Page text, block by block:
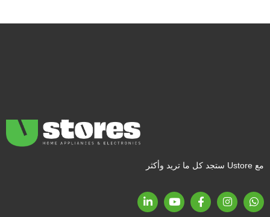
مع Ustore ستجد كل ما تريد وأكثر